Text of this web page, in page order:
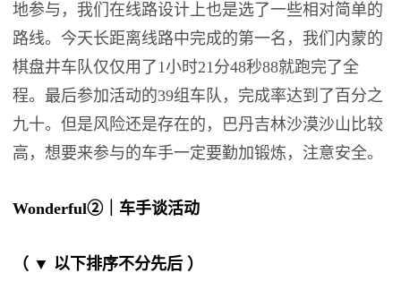
地参与，我们在线路设计上也是选了一些相对简单的
路线。今天长距离线路中完成的第一名，我们内蒙的
棋盘井车队仅仅用了1小时21分48秒88就跑完了全
程。最后参加活动的39组车队，完成率达到了百分之
九十。但是风险还是存在的，巴丹吉林沙漠沙山比较
高，想要来参与的车手一定要勤加锻炼，注意安全。
Wonderful②｜车手谈活动
（ ▼ 以下排序不分先后 ）